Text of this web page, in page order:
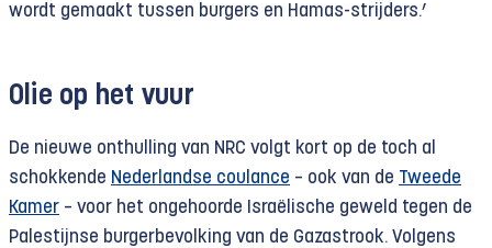
wordt gemaakt tussen burgers en Hamas-strijders.’
Olie op het vuur
De nieuwe onthulling van NRC volgt kort op de toch al
schokkende Nederlandse coulance – ook van de Tweede
Kamer – voor het ongehoorde Israëlische geweld tegen de
Palestijnse burger­bevolking van de Gazastrook. Volgens